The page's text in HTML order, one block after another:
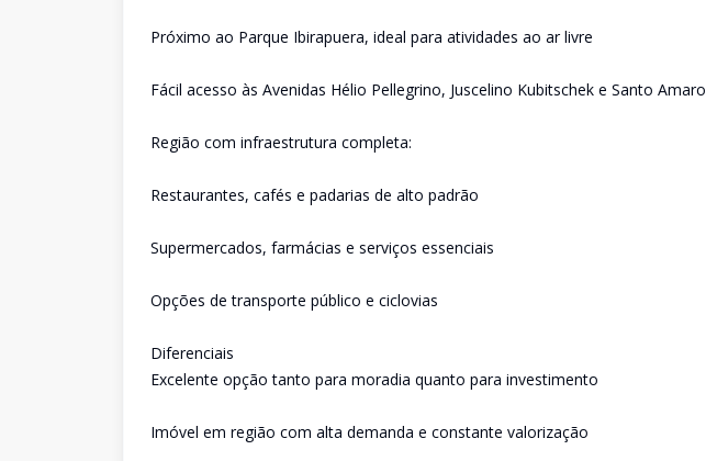
Próximo ao Parque Ibirapuera, ideal para atividades ao ar livre
Fácil acesso às Avenidas Hélio Pellegrino, Juscelino Kubitschek e Santo Amaro
Região com infraestrutura completa:
Restaurantes, cafés e padarias de alto padrão
Supermercados, farmácias e serviços essenciais
Opções de transporte público e ciclovias
Diferenciais
Excelente opção tanto para moradia quanto para investimento
Imóvel em região com alta demanda e constante valorização